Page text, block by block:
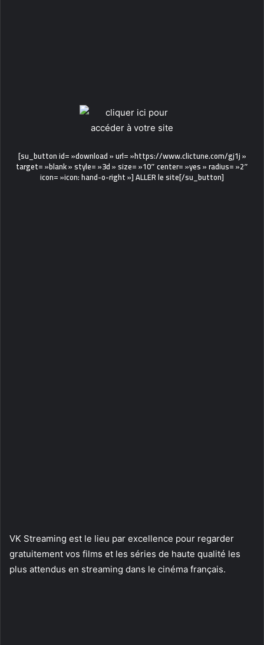
[su_button id= »download » url= »https://www.clictune.com/gj1j »
target= »blank » style= »3d » size= »10″ center= »yes » radius= »2″
icon= »icon: hand-o-right »] ALLER le site[/su_button]
VK Streaming est le lieu par excellence pour regarder
gratuitement vos films et les séries de haute qualité les
plus attendus en streaming dans le cinéma français.